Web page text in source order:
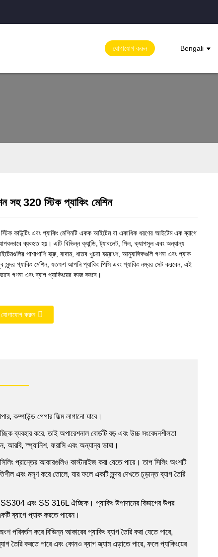
যোগাযোগ করুন Bengali
Loading...
Loading...
সহ 320 স্টিক প্যাকিং মেশিন
কাউন্টিং এবং প্যাকিং মেশিনটি একক আইটেম বা একাধিক ধরণের আইটেম এক ব্যাগে
ব্যবহৃত হয়। এটি বিভিন্ন ক্যান্ডি, ট্যাবলেট, পিল, ক্যাপসুল এবং অন্যান্য
পাশাপাশি স্ক্রু, বাদাম, ধাতব খুচরা যন্ত্রাংশ, আনুষাঙ্গিকগুলি গণনা এবং প্যাক
প্যাকিং মেশিন, যতক্ষণ আপনি প্যাকিং পিসি এবং প্যাকিং নম্বর সেট করবেন, এই
গণনা এবং ব্যাগ প্যাকিংয়ের কাজ করবে।
যোগাযোগ করুন
কম্পাউন্ড পেপার ফিল্ম লাগানো যাবে।
ব্যবহার করে, তাই অপারেশনাল বোর্ডটি বড় এবং উচ্চ সংবেদনশীলতা
আরবি, স্প্যানিশ, ফরাসি এবং অন্যান্য ভাষা।
প্রান্তের আকারগুলিও কাস্টমাইজ করা যেতে পারে। তাপ সিলিং অংশটি
এবং মসৃণ করে তোলে, যার ফলে একটি সুন্দর দেখতে চূড়ান্ত ব্যাগ তৈরি
SS304 এবং SS 316L ঐচ্ছিক। প্যাকিং উপাদানের বিভাগের উপর
ব্যাগে প্যাক করতে পারেন।
পরিবর্তন করে বিভিন্ন আকারের প্যাকিং ব্যাগ তৈরি করা যেতে পারে,
তৈরি করতে পারে এবং কোনও ব্যাগ জ্যাম এড়াতে পারে, ফলে প্যাকিংয়ের